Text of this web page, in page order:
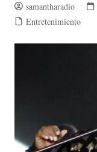
samantharadio
Entretenimiento